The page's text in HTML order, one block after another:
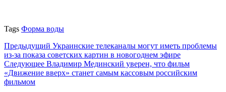
Tags Форма воды
Предыдущий Украинские телеканалы могут иметь проблемы
из-за показа советских картин в новогоднем эфире
Следующее Владимир Мединский уверен, что фильм
«Движение вверх» станет самым кассовым российским
фильмом